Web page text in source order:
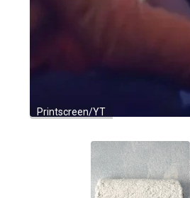
Printscreen/YT